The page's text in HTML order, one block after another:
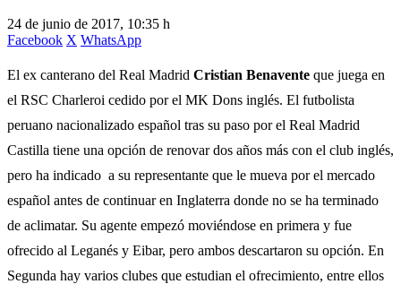
24 de junio de 2017, 10:35 h
Facebook X WhatsApp
El ex canterano del Real Madrid Cristian Benavente que juega en
el RSC Charleroi cedido por el MK Dons inglés. El futbolista
peruano nacionalizado español tras su paso por el Real Madrid
Castilla tiene una opción de renovar dos años más con el club inglés,
pero ha indicado a su representante que le mueva por el mercado
español antes de continuar en Inglaterra donde no se ha terminado
de aclimatar. Su agente empezó moviéndose en primera y fue
ofrecido al Leganés y Eibar, pero ambos descartaron su opción. En
Segunda hay varios clubes que estudian el ofrecimiento, entre ellos